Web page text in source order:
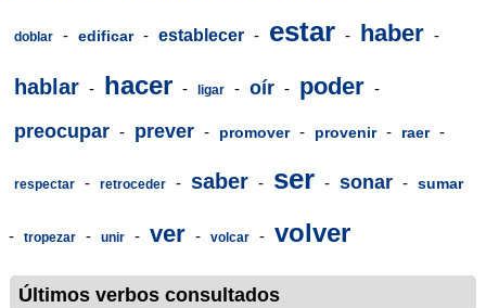
doblar - edificar - establecer - estar - haber -
hablar - hacer - ligar - oír - poder -
preocupar - prever - promover - provenir - raer -
respectar - retroceder - saber - ser - sonar - sumar
- tropezar - unir - ver - volcar - volver
Últimos verbos consultados